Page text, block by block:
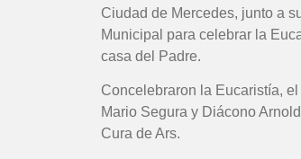
Ciudad de Mercedes, junto a
Municipal para celebrar la
casa del Padre.
Concelebraron la Eucaristía,
Mario Segura y Diácono
Cura de Ars.